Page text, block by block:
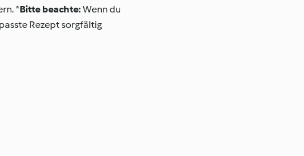
*Bitte beachte:Wenn du
Rezept sorgfältig